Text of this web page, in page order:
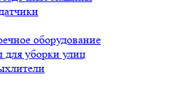
оборудование
уборки улиц